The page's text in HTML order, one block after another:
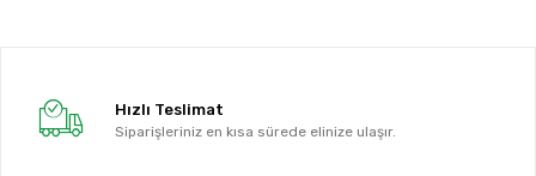
Hızlı Teslimat
Siparişleriniz en kısa sürede elinize ulaşır.